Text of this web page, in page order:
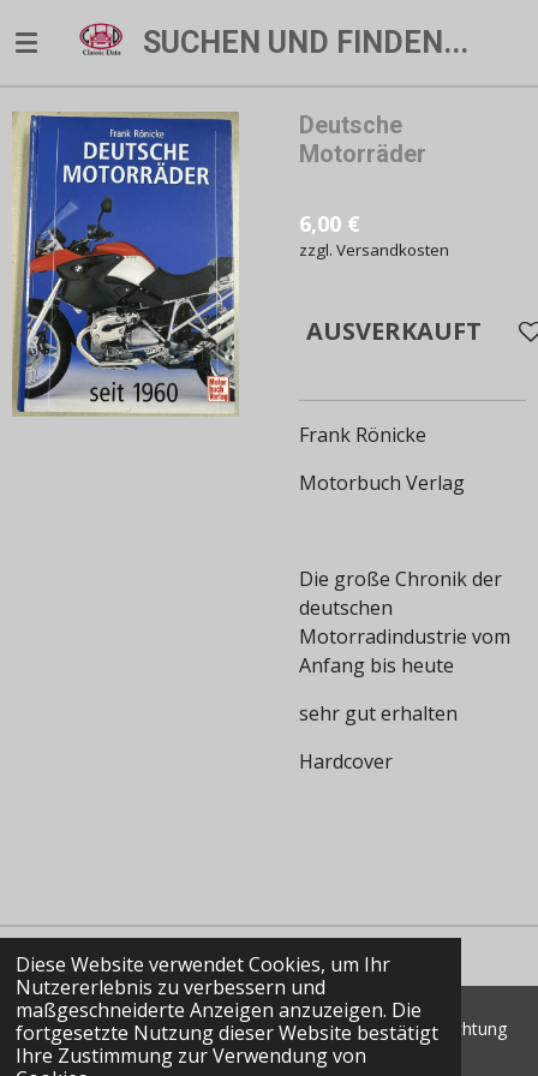
Diese Website verwendet Cookies, um Ihr
Nutzererlebnis zu verbessern und
maßgeschneiderte Anzeigen anzuzeigen. Die
fortgesetzte Nutzung dieser Website bestätigt
Ihre Zustimmung zur Verwendung von
Hauptinhalt
springen
SUCHEN UND FINDEN...
Deutsche
Motorräder
6,00 €
zzgl. Versandkosten
AUSVERKAUFT
Frank Rönicke
Motorbuch Verlag
Die große Chronik der
deutschen
Motorradindustrie vom
Anfang bis heute
sehr gut erhalten
Hardcover
© 2022 - 2026 Classic Data GmbH & Co. KG Marktbeobachtung
Shop